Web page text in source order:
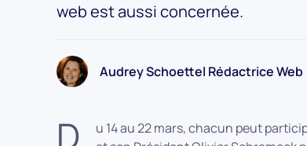
web est aussi concernée.
Audrey Schoettel Rédactrice Web
D
u 14 au 22 mars, chacun peut